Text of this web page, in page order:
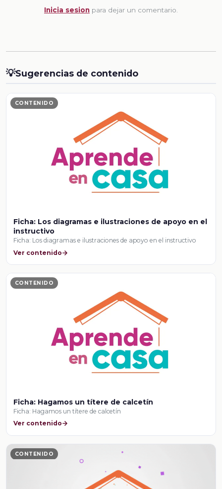
Inicia sesion para dejar un comentario.
💡Sugerencias de contenido
CONTENIDO
Ficha: Los diagramas e ilustraciones de apoyo en el
instructivo
Ficha: Los diagramas e ilustraciones de apoyo en el instructivo
Ver contenido
CONTENIDO
Ficha: Hagamos un títere de calcetín
Ficha: Hagamos un títere de calcetín
Ver contenido
CONTENIDO